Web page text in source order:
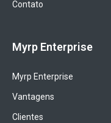
Contato
Myrp Enterprise
Myrp Enterprise
Vantagens
Clientes